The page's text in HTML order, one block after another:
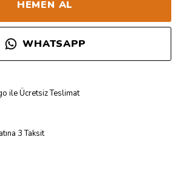
HEMEN AL
WHATSAPP
ile Ücretsiz Teslimat
3 Taksit